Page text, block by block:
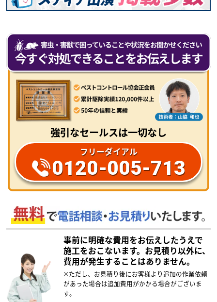
強引なセールスは一切なし
フリーダイアル
0120-005-713
事前に明確な費用をお伝えしたうえで
施工をおこないます。 お見積り以外に、
費用が発生することはありません。
※ただし、お見積り後にお客様より追加の作業依頼
があった場合は追加費用がかかる場合がございま
す。